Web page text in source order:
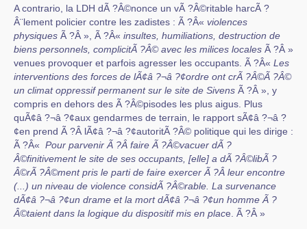
A contrario, la LDH dÃ ?Â©nonce un vÃ ?Â©ritable harcÃ ?
Â¨lement policier contre les zadistes : Ã ?Â« violences
physiques Ã ?Â », Ã ?Â« insultes, humiliations, destruction de
biens personnels, complicitÃ ?Â© avec les milices locales Ã ?Â »
venues provoquer et parfois agresser les occupants. Ã ?Â« Les
interventions des forces de lÃ¢â ?¬â ?¢ordre ont crÃ ?Â©Ã ?Â©
un climat oppressif permanent sur le site de Sivens Ã ?Â », y
compris en dehors des Ã ?Â©pisodes les plus aigus. Plus
quÃ¢â ?¬â ?¢aux gendarmes de terrain, le rapport sÃ¢â ?¬â ?
¢en prend Ã ?Â lÃ¢â ?¬â ?¢autoritÃ ?Â© politique qui les dirige :
Ã ?Â« Pour parvenir Ã ?Â faire Ã ?Â©vacuer dÃ ?
Â©finitivement le site de ses occupants, [elle] a dÃ ?Â©libÃ ?
Â©rÃ ?Â©ment pris le parti de faire exercer Ã ?Â leur encontre
(...) un niveau de violence considÃ ?Â©rable. La survenance
dÃ¢â ?¬â ?¢un drame et la mort dÃ¢â ?¬â ?¢un homme Ã ?
Â©taient dans la logique du dispositif mis en place. Ã ?Â »